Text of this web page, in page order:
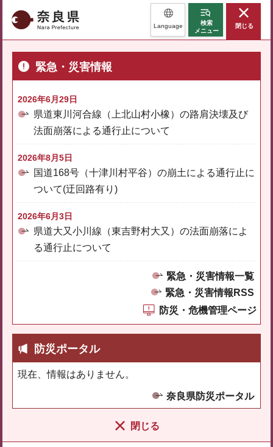
奈良県 Language
検索
メニュー
閉じる
緊急・災害情報
2026年6月29日
県道東川河合線（上北山村小橡）の路肩決壊及び
法面崩落による通行止について
2026年8月5日
国道168号（十津川村平谷）の崩土による通行止に
ついて(迂回路有り)
2026年6月3日
県道大又小川線（東吉野村大又）の法面崩落によ
る通行止について
緊急・災害情報一覧
緊急・災害情報RSS
防災・危機管理ページ
防災ポータル
現在、情報はありません。
奈良県防災ポータル
閉じる